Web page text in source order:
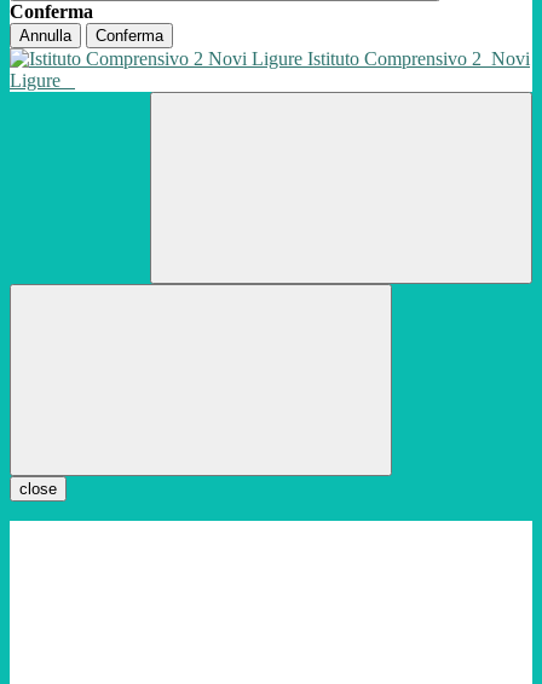
Conferma
Annulla Conferma
Istituto Comprensivo 2 Novi
Ligure
close